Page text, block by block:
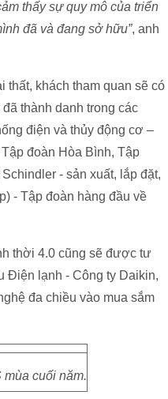
thấy sự quy mô của triển
đã và đang sở hữu”, anh
thất, khách tham quan sẽ có
thành danh trong các
điện và thủy động cơ –
đoàn Hòa Bình, Tập
- sản xuất, lắp đặt,
- Tập đoàn hàng đầu về
thời 4.0 cũng sẽ được tư
Điện lạnh - Công ty Daikin,
đa chiều vào mua sắm
cuối năm.